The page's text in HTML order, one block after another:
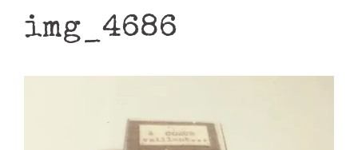
img_4686